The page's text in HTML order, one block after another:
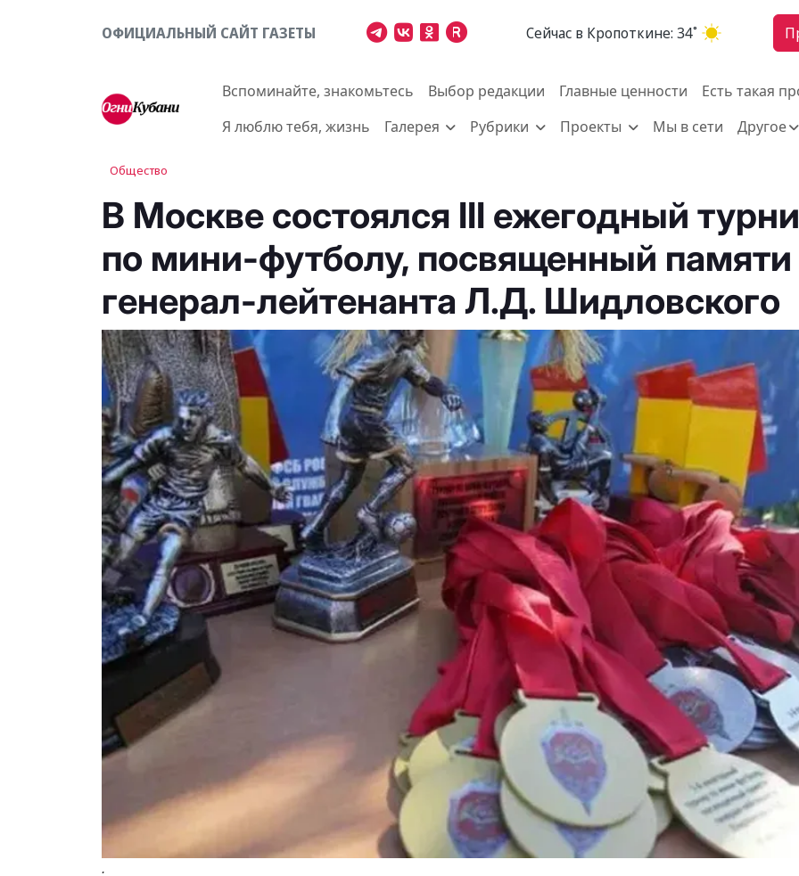
ОФИЦИАЛЬНЫЙ САЙТ ГАЗЕТЫ Cейчас в Кропоткине: 34˚
Вспоминайте, знакомьтесь Выбор редакции Главные ценности Есть такая
Я люблю тебя, жизнь
Галерея Рубрики Проекты Мы в сети Другое
Общество
В Москве состоялся III ежегодный
по мини-футболу, посвященный памяти
генерал-лейтенанта Л.Д. Шидловского
.